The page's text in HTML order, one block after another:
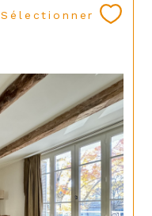
Sélectionner